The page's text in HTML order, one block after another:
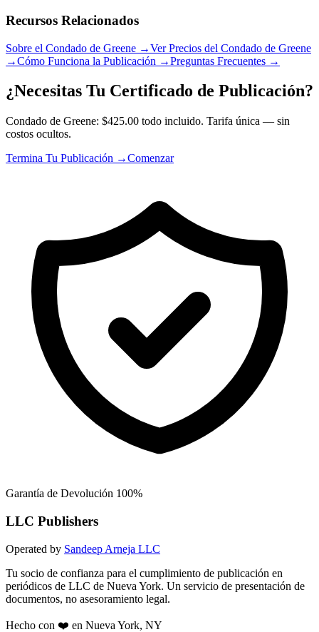
Recursos Relacionados
Sobre el Condado de Greene →Ver Precios del Condado de Greene
→Cómo Funciona la Publicación →Preguntas Frecuentes →
¿Necesitas Tu Certificado de Publicación?
Condado de Greene: $425.00 todo incluido. Tarifa única — sin
costos ocultos.
Termina Tu Publicación →Comenzar
Garantía de Devolución 100%
LLC Publishers
Operated by Sandeep Arneja LLC
Tu socio de confianza para el cumplimiento de publicación en
periódicos de LLC de Nueva York. Un servicio de presentación de
documentos, no asesoramiento legal.
Hecho con ❤️ en Nueva York, NY